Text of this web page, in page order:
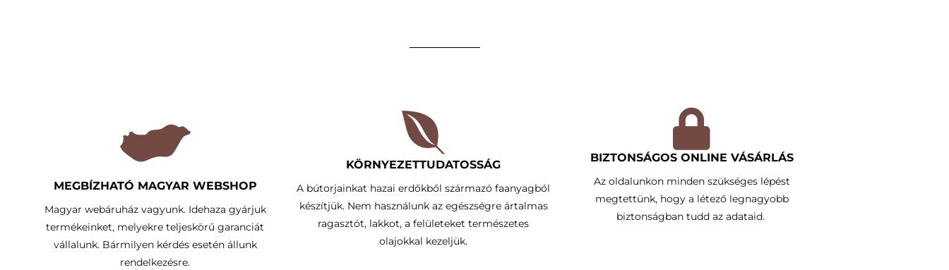
MEGBÍZHATÓ MAGYAR WEBSHOP
Magyar webáruház vagyunk. Idehaza gyárjuk
termékeinket, melyekre teljeskörű garanciát
vállalunk. Bármilyen kérdés esetén állunk
rendelkezésre.
KÖRNYEZETTUDATOSSÁG​
A bútorjainkat hazai erdőkből származó faanyagból
készítjük. Nem használunk az egészségre ártalmas
ragasztót, lakkot, a felületeket természetes
olajokkal kezeljük.
BIZTONSÁGOS ONLINE VÁSÁRLÁS
Az oldalunkon minden szükséges lépést
megtettünk, hogy a létező legnagyobb
biztonságban tudd az adataid.